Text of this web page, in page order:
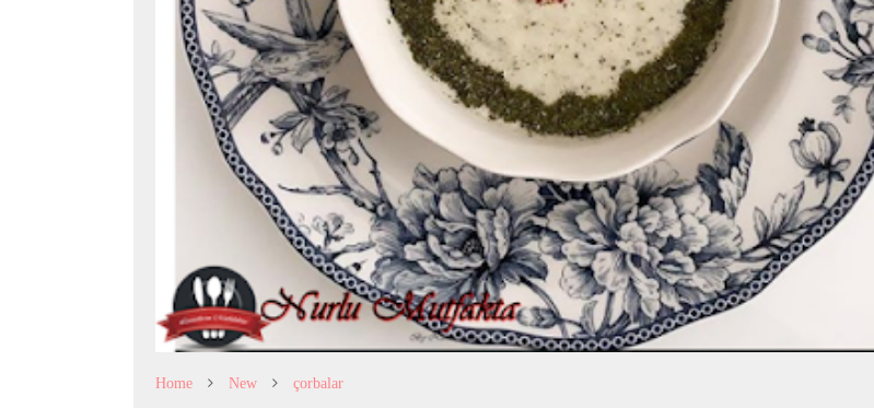
Home New çorbalar